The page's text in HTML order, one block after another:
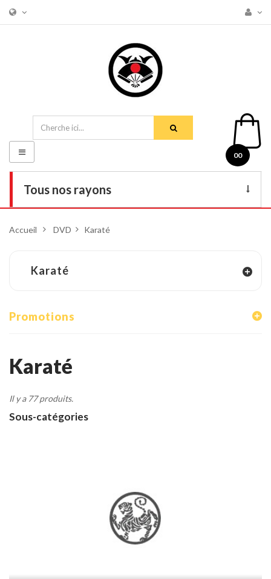
00
Tous nos rayons
Armes
Chaussures
Accessoires
Tatamis
Basculer
la
navigation
Accueil > DVD > Karaté
Karaté
Promotions
Karaté
Il y a 77 produits.
Sous-catégories